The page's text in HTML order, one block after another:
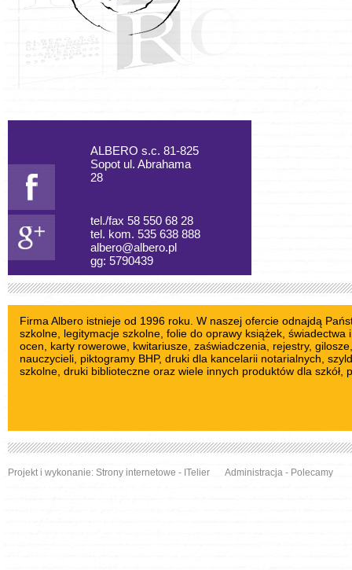
ALBERO s.c. 81-825
Sopot ul. Abrahama
28
tel./fax 58 550 68 28
tel. kom. 535 638 888
albero@albero.pl
gg: 5790439
Firma Albero istnieje od 1996 roku. W naszej ofercie odnajdą
szkolne , legitymacje szkolne, folie do oprawy książek ,
ocen, karty rowerowe kwitariusze , zaświadczenia, rejestry, gilosze
nauczycieli piktogramy BHP, druki dla kancelarii notarialnych,
szkolne , druki biblioteczne oraz wiele innych produktów dla szkół,
Projekt i wykonanie: Strony internetowe - ITelier Administracja - Polecamy